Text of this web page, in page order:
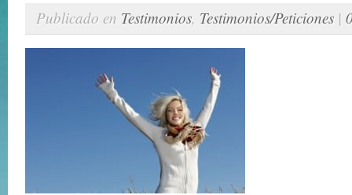
Publicado en Testimonios, Testimonios/Peticiones |